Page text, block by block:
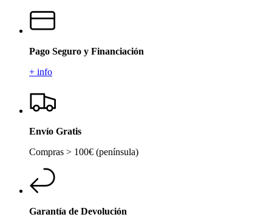
Pago Seguro y Financiación
+ info
Envío Gratis
Compras > 100€ (península)
Garantía de Devolución